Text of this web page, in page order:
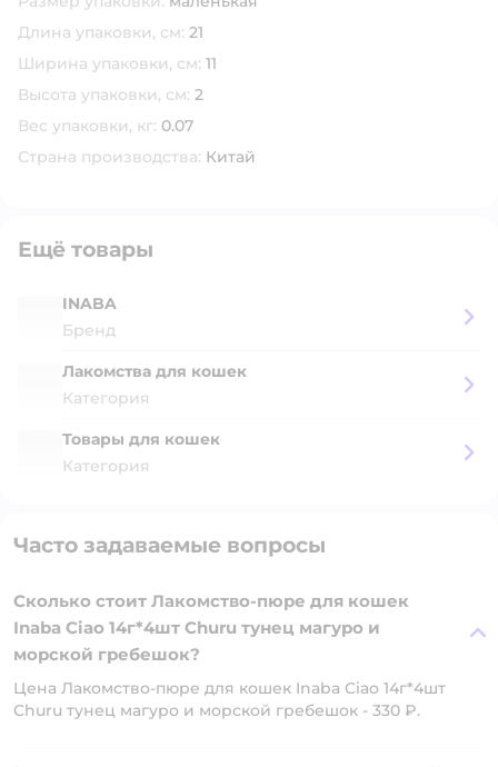
Длина упаковки, см: 21
Ширина упаковки, см: 11
Высота упаковки, см: 2
Вес упаковки, кг: 0.07
Страна производства: Китай
Ещё товары
INABA
Бренд
Лакомства для кошек
Категория
Товары для кошек
Категория
Часто задаваемые вопросы
Сколько стоит Лакомство-пюре для кошек
Inaba Ciao 14г*4шт Churu тунец магуро и
морской гребешок?
Цена Лакомство-пюре для кошек Inaba Ciao 14г*4шт
Churu тунец магуро и морской гребешок - 330 ₽.